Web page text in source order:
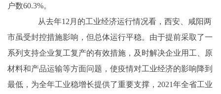
户数60.3%。
从去年12月的工业经济运行情况看，西安、咸阳两
市虽受封控措施影响，但总体运行平稳。由于提前采取了一
系列支持企业复工复产的有效措施，及时解决企业用工、原
材料和产品运输等方面问题，使疫情对工业经济的影响降到
最低，为全年工业稳增长提供了重要支撑，2021年全省工业